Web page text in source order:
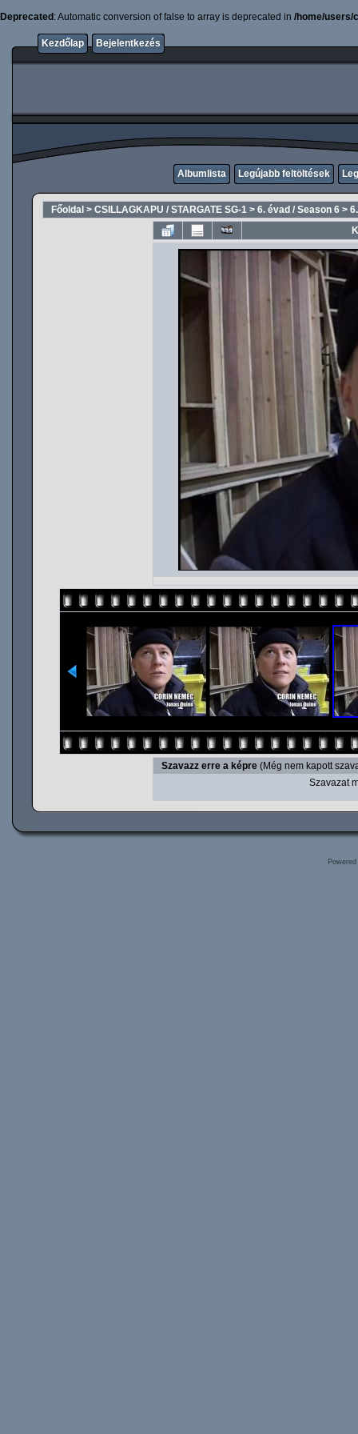
Deprecated : Automatic conversion of false to array is deprecated in /home/users/
Kezdőlap Bejelentkezés
Albumlista Legújabb feltöltések
Főoldal > CSILLAGKAPU / STARGATE SG-1 > 6. évad / Season 6 >
Szavazz erre a képre (Még nem kapott
Szavazat